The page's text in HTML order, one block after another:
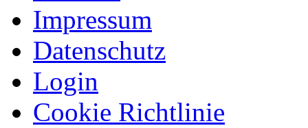
Impressum
Datenschutz
Login
Cookie Richtlinie